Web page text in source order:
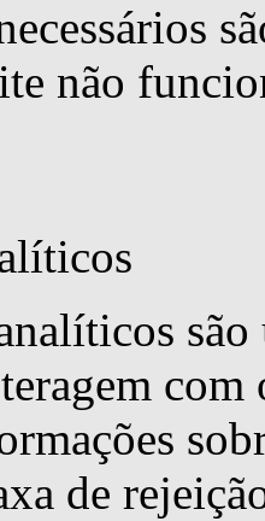
não
são
com
de